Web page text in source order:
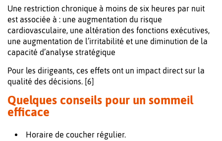
Une restriction chronique à moins de six heures par nuit
est associée à : une augmentation du risque
cardiovasculaire, une altération des fonctions exécutives,
une augmentation de l’irritabilité et une diminution de la
capacité d’analyse stratégique
Pour les dirigeants, ces effets ont un impact direct sur la
qualité des décisions. [6]
Quelques conseils pour un sommeil
efficace
Horaire de coucher régulier.